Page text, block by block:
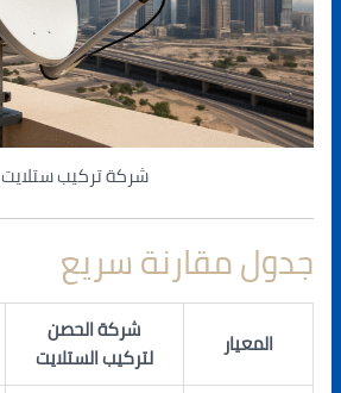
شركة تركيب ستلايت
جدول مقارنة سريع
المعيار
شركة الحصن
لتركيب الستلايت